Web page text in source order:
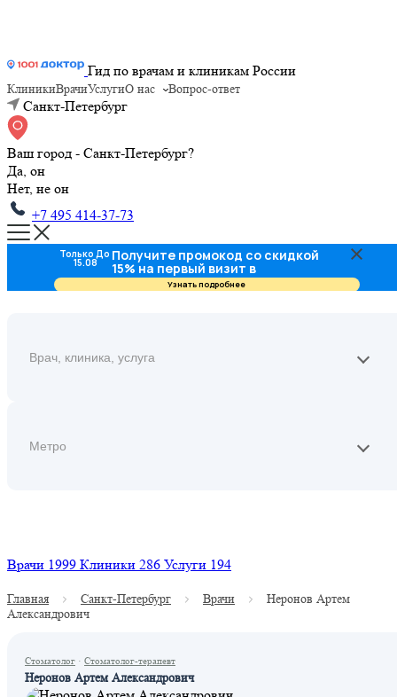
Гид по врачам и клиникам России
КлиникиВрачиУслугиО нас Вопрос-ответ
Санкт-Петербург
Ваш город - Санкт-Петербург?
Да, он
Нет, не он
+7 495 414-37-73
Врачи 1999 Клиники 286 Услуги 194
Главная Санкт-Петербург Врачи
Неронов Артем
Александрович
Стоматолог · Стоматолог-терапевт
Неронов Артем Александрович
Только До
15.08 Получите промокод со скидкой
15% на первый визит в
стоматологию
Узнать подробнее